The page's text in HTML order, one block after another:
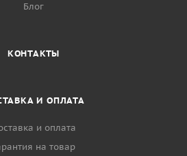
Блог
КОНТАКТЫ
И ОПЛАТА
и оплата
на товар